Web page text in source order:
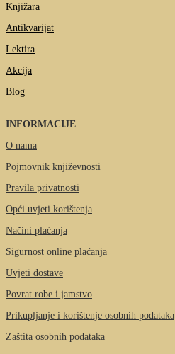
Knjižara
Antikvarijat
Lektira
Akcija
Blog
INFORMACIJE
O nama
Pojmovnik književnosti
Pravila privatnosti
Opći uvjeti korištenja
Načini plaćanja
Sigurnost online plaćanja
Uvjeti dostave
Povrat robe i jamstvo
Prikupljanje i korištenje osobnih podataka
Zaštita osobnih podataka